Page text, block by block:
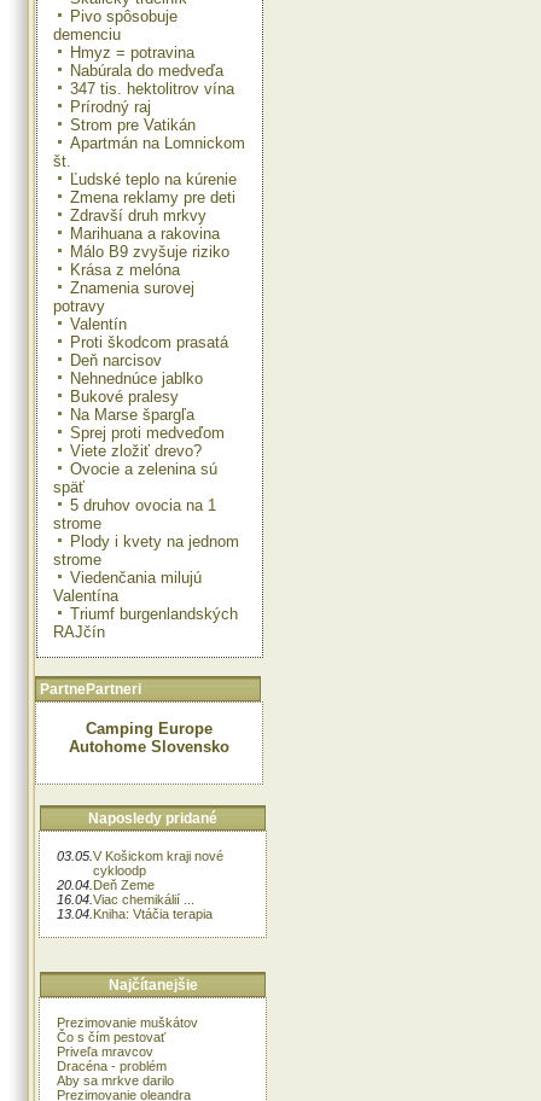
Pivo spôsobuje
demenciu
Hmyz = potravina
Nabúrala do medveďa
347 tis. hektolitrov vína
Prírodný raj
Strom pre Vatikán
Apartmán na Lomnickom
št.
Ľudské teplo na kúrenie
Zmena reklamy pre deti
Zdravší druh mrkvy
Marihuana a rakovina
Málo B9 zvyšuje riziko
Krása z melóna
Znamenia surovej
potravy
Valentín
Proti škodcom prasatá
Deň narcisov
Nehnednúce jablko
Bukové pralesy
Na Marse špargľa
Sprej proti medveďom
Viete zložiť drevo?
Ovocie a zelenina sú
späť
5 druhov ovocia na 1
strome
Plody i kvety na jednom
strome
Viedenčania milujú
Valentína
Triumf burgenlandských
RAJčín
PartnePartneri
Camping Europe
Autohome Slovensko
Naposledy pridané
03.05. V Košickom kraji nové
cykloodp
20.04. Deň Zeme
16.04. Viac chemikálií ...
13.04. Kniha: Vtáčia terapia
Najčítanejšie
Prezimovanie muškátov
Čo s čím pestovať
Priveľa mravcov
Dracéna - problém
Aby sa mrkve darilo
Prezimovanie oleandra